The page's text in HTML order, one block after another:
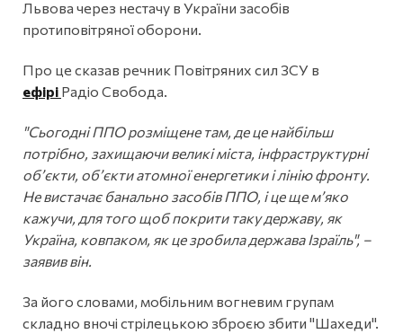
Львова через нестачу в України засобів
протиповітряної оборони.
Про це сказав речник Повітряних сил ЗСУ в
ефірі Радіо Свобода.
"Сьогодні ППО розміщене там, де це найбільш
потрібно, захищаючи великі міста, інфраструктурні
об’єкти, об’єкти атомної енергетики і лінію фронту.
Не вистачає банально засобів ППО, і це ще м’яко
кажучи, для того щоб покрити таку державу, як
Україна, ковпаком, як це зробила держава Ізраїль", –
заявив він.
За його словами, мобільним вогневим групам
складно вночі стрілецькою зброєю збити "Шахеди".